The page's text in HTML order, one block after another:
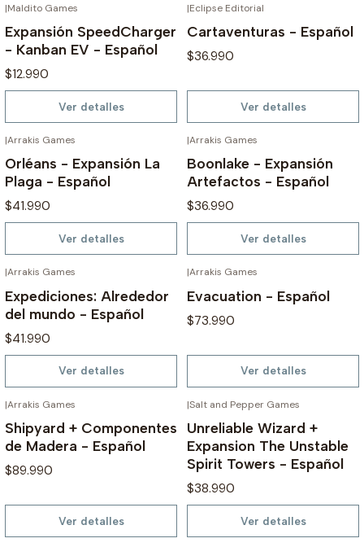
|Maldito Games
Expansión SpeedCharger
- Kanban EV - Español
$12.990
Ver detalles
|Eclipse Editorial
Cartaventuras - Español
$36.990
Ver detalles
|Arrakis Games
Orléans - Expansión La
Plaga - Español
$41.990
Ver detalles
|Arrakis Games
Boonlake - Expansión
Artefactos - Español
$36.990
Ver detalles
|Arrakis Games
Expediciones: Alrededor
del mundo - Español
$41.990
Ver detalles
|Arrakis Games
Evacuation - Español
$73.990
Ver detalles
|Arrakis Games
Shipyard + Componentes
de Madera - Español
$89.990
Ver detalles
AGOTADO
|Salt and Pepper Games
Unreliable Wizard +
Expansion The Unstable
Spirit Towers - Español
$38.990
Ver detalles